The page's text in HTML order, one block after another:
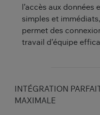
l’accès aux
simples et
permet des
travail d’équipe
INTÉGRATION
MAXIMALE